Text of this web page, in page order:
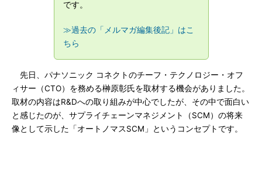
です。
≫過去の「メルマガ編集後記」はこ
ちら
先日、パナソニック コネクトのチーフ・テクノロジー・オフ
ィサー（CTO）を務める榊原彰氏を取材する機会がありました。
取材の内容はR&Dへの取り組みが中心でしたが、その中で面白い
と感じたのが、サプライチェーンマネジメント（SCM）の将来
像として示した「オートノマスSCM」というコンセプトです。